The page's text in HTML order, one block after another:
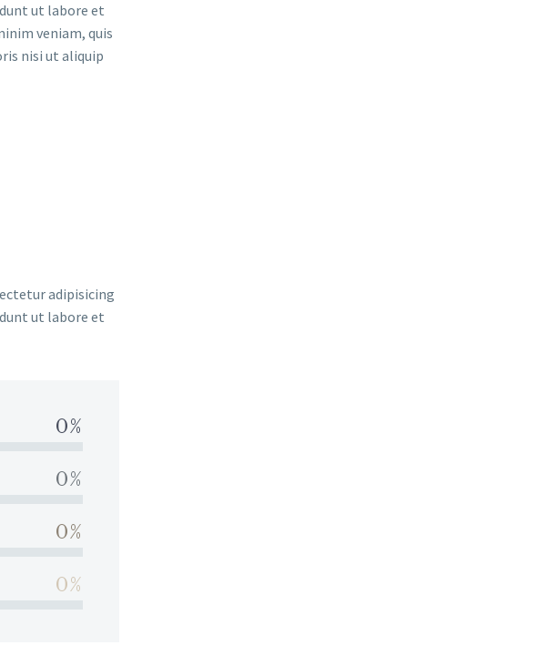
ut labore et
veniam, quis
nisi ut aliquip
adipisicing
ut labore et
0%
0%
0%
0%